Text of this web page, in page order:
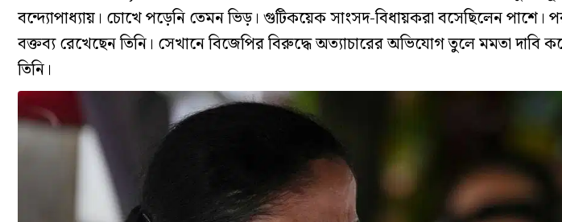
বন্দ্যোপাধ্যায়। চোখে পড়েনি তেমন ভিড়। গুটিকয়েক সাংসদ-বিধায়করা বসেছিলেন পাশে।
বক্তব্য রেখেছেন তিনি। সেখানে বিজেপির বিরুদ্ধে অত্যাচারের অভিযোগ তুলে মমতা দাবি
তিনি।